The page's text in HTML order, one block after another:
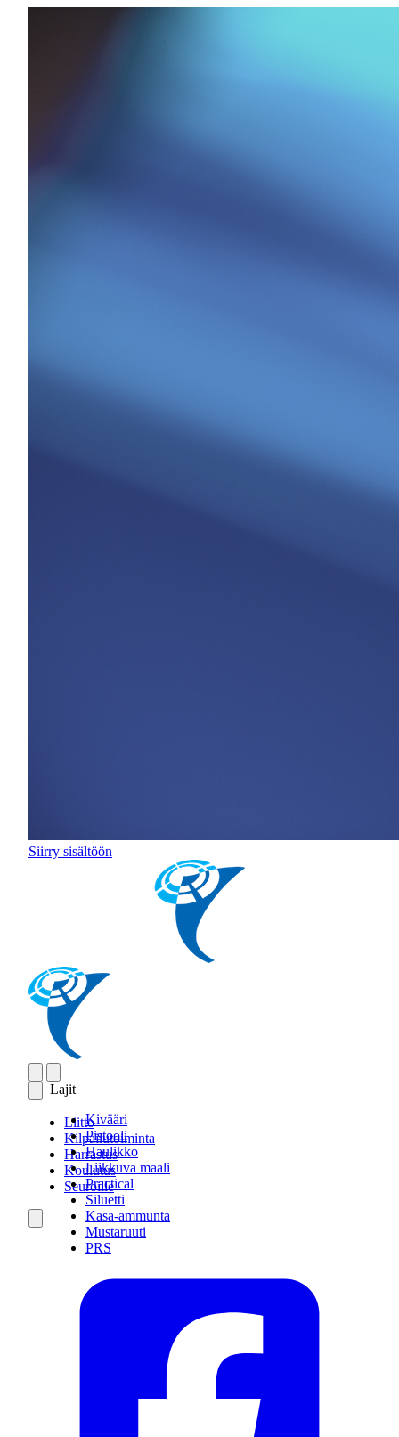
Siirry sisältöön
Lajit
Kivääri
Pistooli
Haulikko
Liikkuva maali
Practical
Siluetti
Kasa-ammunta
Mustaruuti
PRS
Liitto
Kilpailutoiminta
Harrastus
Koulutus
Seuroille